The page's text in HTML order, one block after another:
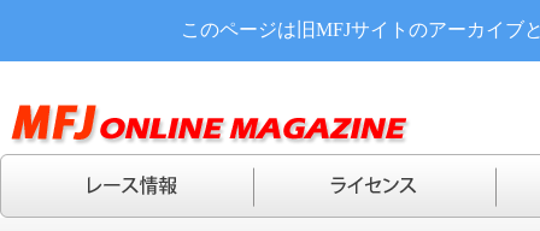
このページは旧MFJサイトのアーカイブ